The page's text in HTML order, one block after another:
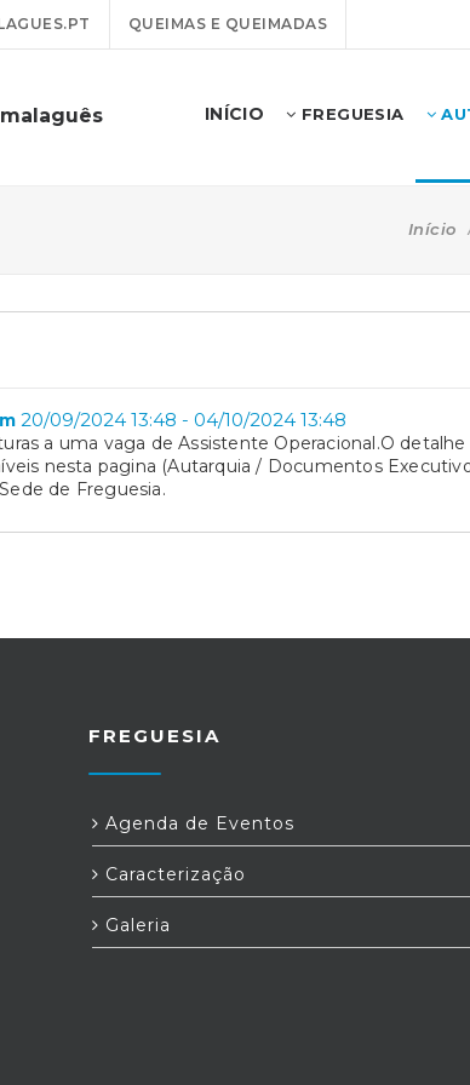
QUEIMAS E QUEIMADAS
INÍCIO FREGUESIA
Início
20/09/2024 13:48 - 04/10/2024 13:48
a uma vaga de Assistente Operacional.O
nesta pagina (Autarquia / Documentos
de Freguesia.
FREGUESIA
Agenda de Eventos
Caracterização
Galeria